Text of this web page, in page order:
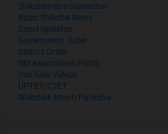
Shikshamitra Samachar
Basic Shiksha News
Court Updates
Government Order
District Order
SM Association Posts
YouTube Videos
UPTET/CTET
Shikshak Bharti Pariksha